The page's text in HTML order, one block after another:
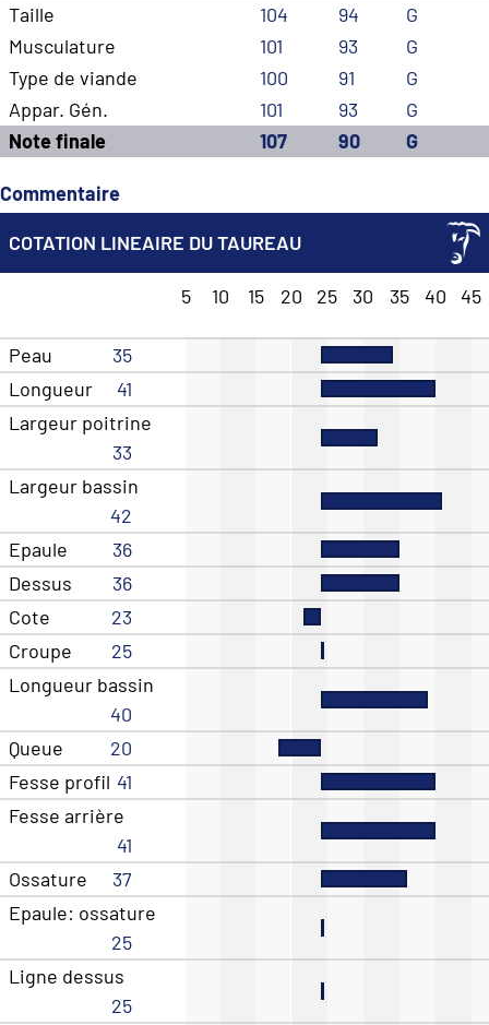
Taille 104 94
G
Musculature
101 93
G
Type de viande
100 91
G
Appar. Gén.
101 93
G
Note finale
107 90 G
Commentaire
COTATION LINEAIRE DU TAUREAU
5 10 15 20 25 30 35 40 45
Peau
35
Longueur
41
Largeur poitrine
33
Largeur bassin
42
Epaule
36
Dessus
36
Cote
23
Croupe
25
Longueur bassin
40
Queue
20
Fesse profil 41
Fesse arrière
41
Ossature
37
Epaule: ossature
25
Ligne dessus
25